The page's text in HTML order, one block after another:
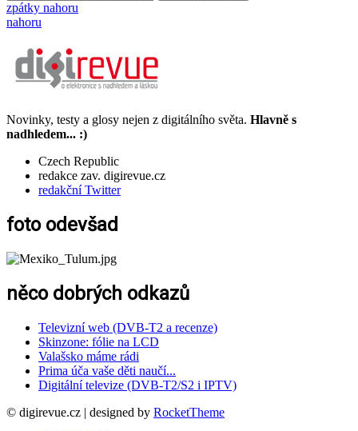
zpátky nahoru
nahoru
Novinky, testy a glosy nejen z digitálního světa. Hlavně s
nadhledem... :)
Czech Republic
redakce zav. digirevue.cz
redakční Twitter
foto odevšad
něco dobrých odkazů
Televizní web (DVB-T2 a recenze)
Skinzone: fólie na LCD
Valašsko máme rádi
Prima úča vaše děti naučí...
Digitální televize (DVB-T2/S2 i IPTV)
© digirevue.cz | designed by RocketTheme